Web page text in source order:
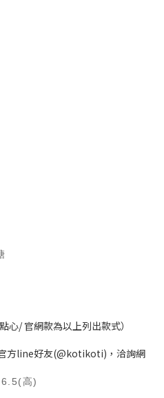
心/ 官網款為以上列出款式）
方line好友(@kotikoti)，洽詢網
高)